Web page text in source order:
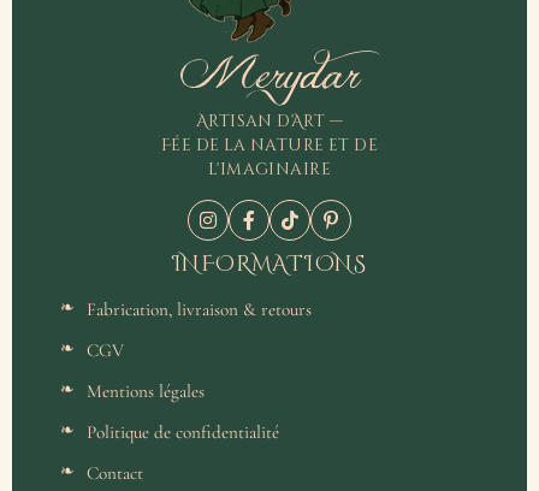
Merydar
Artisan d'Art —
Fée de la nature et de
l'imaginaire
INFORMATIONS
Fabrication, livraison & retours
CGV
Mentions légales
Politique de confidentialité
Contact